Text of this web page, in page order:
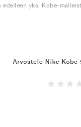
yksi Kobe-
Arvostele Nike Kobe